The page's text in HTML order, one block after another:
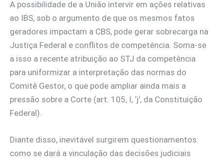
A possibilidade de a União intervir em ações relativas
ao IBS, sob o argumento de que os mesmos fatos
geradores impactam a CBS, pode gerar sobrecarga na
Justiça Federal e conflitos de competência. Soma-se
a isso a recente atribuição ao STJ da competência
para uniformizar a interpretação das normas do
Comitê Gestor, o que pode ampliar ainda mais a
pressão sobre a Corte (art. 105, I, ‘j’, da Constituição
Federal).
Diante disso, inevitável surgirem questionamentos:
como se dará a vinculação das decisões judiciais